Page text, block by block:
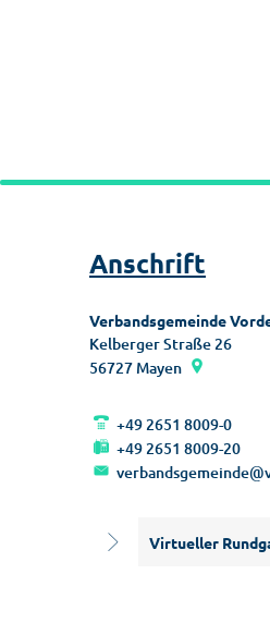
Anschrift
Verbandsgemeinde
Kelberger Straße 26
56727 Mayen
+49 2651 8009-0
+49 2651 8009-20
Virtueller